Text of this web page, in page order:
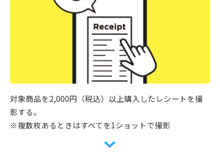
対象商品を2,000円（税込）以上購入したレシートを撮
影する。
※複数枚あるときはすべてを1ショットで撮影